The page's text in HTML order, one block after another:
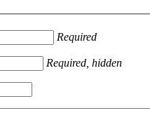
Required
Required, hidden